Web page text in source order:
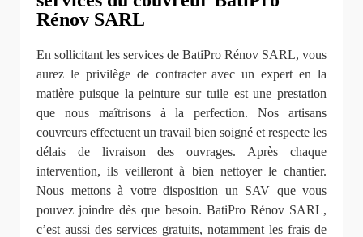
Rénov SARL
En sollicitant les services de BatiPro Rénov SARL, vous
aurez le privilège de contracter avec un expert en la
matière puisque la peinture sur tuile est une prestation
que nous maîtrisons à la perfection. Nos artisans
couvreurs effectuent un travail bien soigné et respecte les
délais de livraison des ouvrages. Après chaque
intervention, ils veilleront à bien nettoyer le chantier.
Nous mettons à votre disposition un SAV que vous
pouvez joindre dès que besoin. BatiPro Rénov SARL,
c’est aussi des services gratuits, notamment les frais de